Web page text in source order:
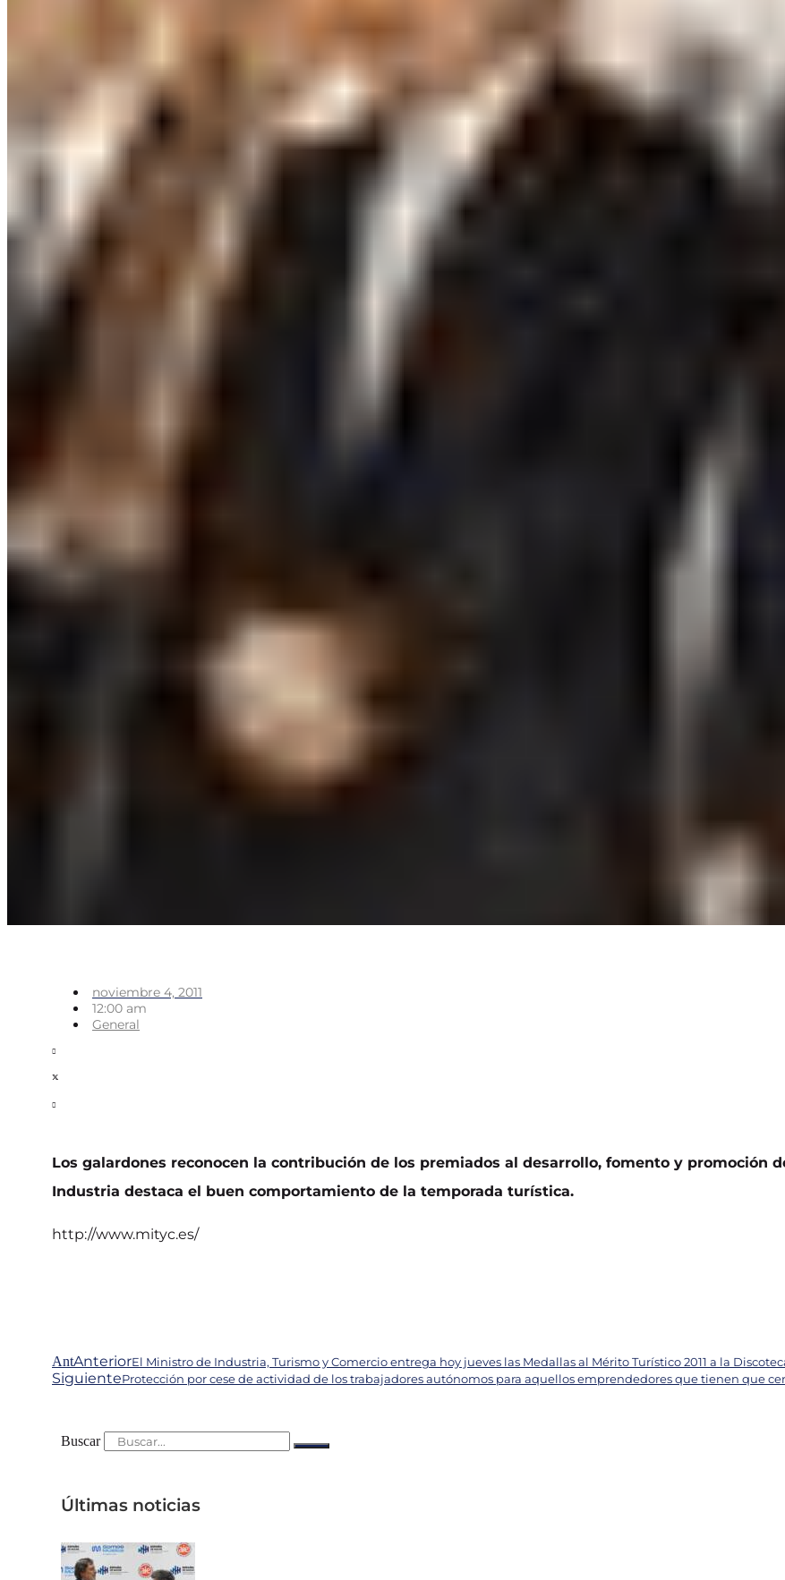
noviembre 4, 2011
12:00 am
General
Los galardones reconocen la contribución de los premiados al desarrollo, fomento y promoción
Industria destaca el buen comportamiento de la temporada turística.
http://www.mityc.es/
AntAnteriorEl Ministro de Industria, Turismo y Comercio entrega hoy jueves las Medallas al Mérito Turístico 2011 a la
SiguienteProtección por cese de actividad de los trabajadores autónomos para aquellos emprendedores que tienen que
Buscar
Últimas noticias